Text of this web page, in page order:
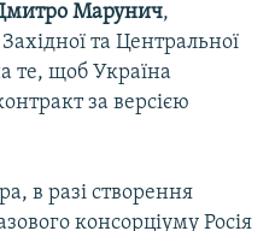
Марунич,
та Центральної
те, щоб Україна
за версією
в разі створення
консорціуму Росія